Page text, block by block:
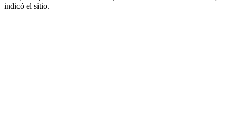
indicó el sitio.